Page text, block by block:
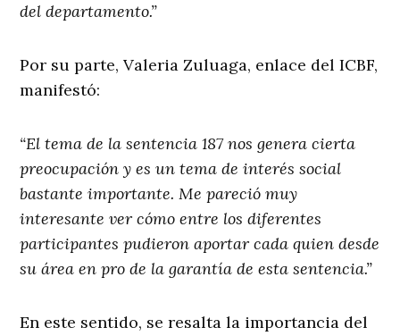
del departamento.”
Por su parte, Valeria Zuluaga, enlace del ICBF,
manifestó:
“El tema de la sentencia 187 nos genera cierta
preocupación y es un tema de interés social
bastante importante. Me pareció muy
interesante ver cómo entre los diferentes
participantes pudieron aportar cada quien desde
su área en pro de la garantía de esta sentencia.”
En este sentido, se resalta la importancia del